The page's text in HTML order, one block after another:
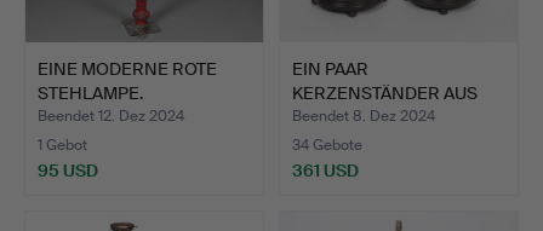
EINE MODERNE ROTE
STEHLAMPE.
Beendet 12. Dez 2024
1 Gebot
95 USD
EIN PAAR
KERZENSTÄNDER AUS
BRONZIERTEM MET…
Beendet 8. Dez 2024
34 Gebote
361 USD